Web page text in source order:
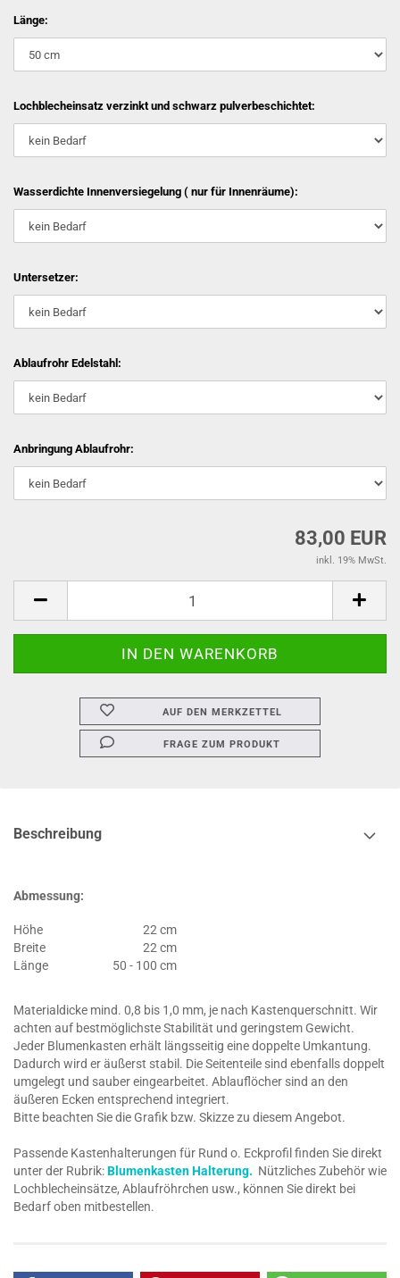
Länge:
Lochblecheinsatz verzinkt und schwarz pulverbeschichtet:
Wasserdichte Innenversiegelung ( nur für Innenräume):
Untersetzer:
Ablaufrohr Edelstahl:
Anbringung Ablaufrohr:
83,00 EUR
inkl. 19% MwSt.
AUF DEN MERKZETTEL
FRAGE ZUM PRODUKT
Beschreibung
Abmessung:
Höhe
22 cm
Breite
22 cm
Länge
50 - 100 cm
Materialdicke mind. 0,8 bis 1,0 mm, je nach Kastenquerschnitt. Wir
achten auf bestmöglichste Stabilität und geringstem Gewicht.
Jeder Blumenkasten erhält längsseitig eine doppelte Umkantung.
Dadurch wird er äußerst stabil. Die Seitenteile sind ebenfalls doppelt
umgelegt und sauber eingearbeitet. Ablauflöcher sind an den
äußeren Ecken entsprechend integriert.
Bitte beachten Sie die Grafik bzw. Skizze zu diesem Angebot.
Passende Kastenhalterungen für Rund o. Eckprofil finden Sie direkt
unter der Rubrik:Blumenkasten Halterung. Nützliches Zubehör wie
Lochblecheinsätze, Ablaufröhrchen usw., können Sie direkt bei
Bedarf oben mitbestellen.